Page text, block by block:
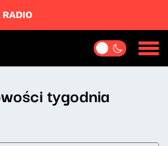
tygodnia